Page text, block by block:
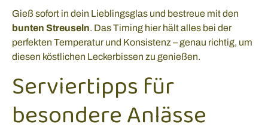
Gieß sofort in dein Lieblingsglas und bestreue mit den
bunten Streuseln. Das Timing hier hält alles bei der
perfekten Temperatur und Konsistenz – genau richtig, um
diesen köstlichen Leckerbissen zu genießen.
Serviertipps für
besondere Anlässe